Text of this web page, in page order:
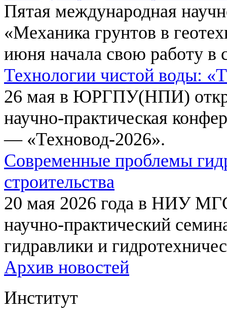
Пятая международная
«Механика грунтов в
июня начала свою работу в
Технологии чистой воды:
26 мая в ЮРГПУ(НПИ)
научно-практическая
— «Техновод-2026».
Современные проблемы
строительства
20 мая 2026 года в НИУ
научно-практический
гидравлики и
Архив новостей
Институт